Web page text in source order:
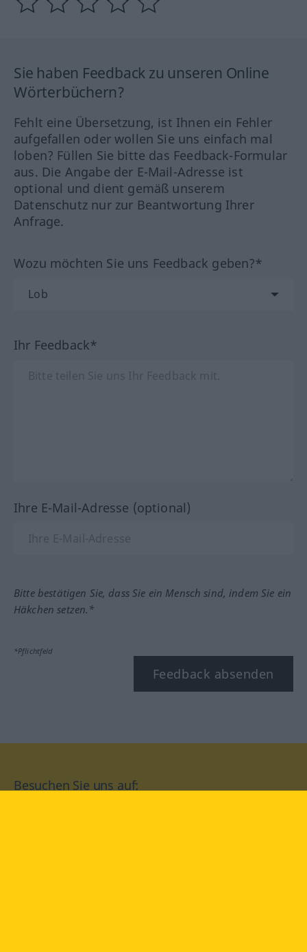
Sie haben Feedback zu unseren Online
Wörterbüchern?
Fehlt eine Übersetzung, ist Ihnen ein Fehler
aufgefallen oder wollen Sie uns einfach mal
loben? Füllen Sie bitte das Feedback-Formular
aus. Die Angabe der E-Mail-Adresse ist
optional und dient gemäß unserem
Datenschutz nur zur Beantwortung Ihrer
Anfrage.
Wozu möchten Sie uns Feedback geben?*
Ihr Feedback*
Ihre E-Mail-Adresse (optional)
Bitte bestätigen Sie, dass Sie ein Mensch sind, indem Sie ein
Häkchen setzen.*
*Pflichtfeld
Feedback absenden
Besuchen Sie uns auf: